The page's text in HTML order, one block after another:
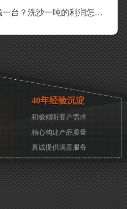
水洗沙机多少钱一台？洗沙一吨的利润怎么样
40年经验沉淀
积极倾听客户需求
精心构建产品质量
真诚提供满意服务